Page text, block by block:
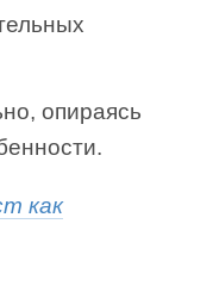
опираясь
как